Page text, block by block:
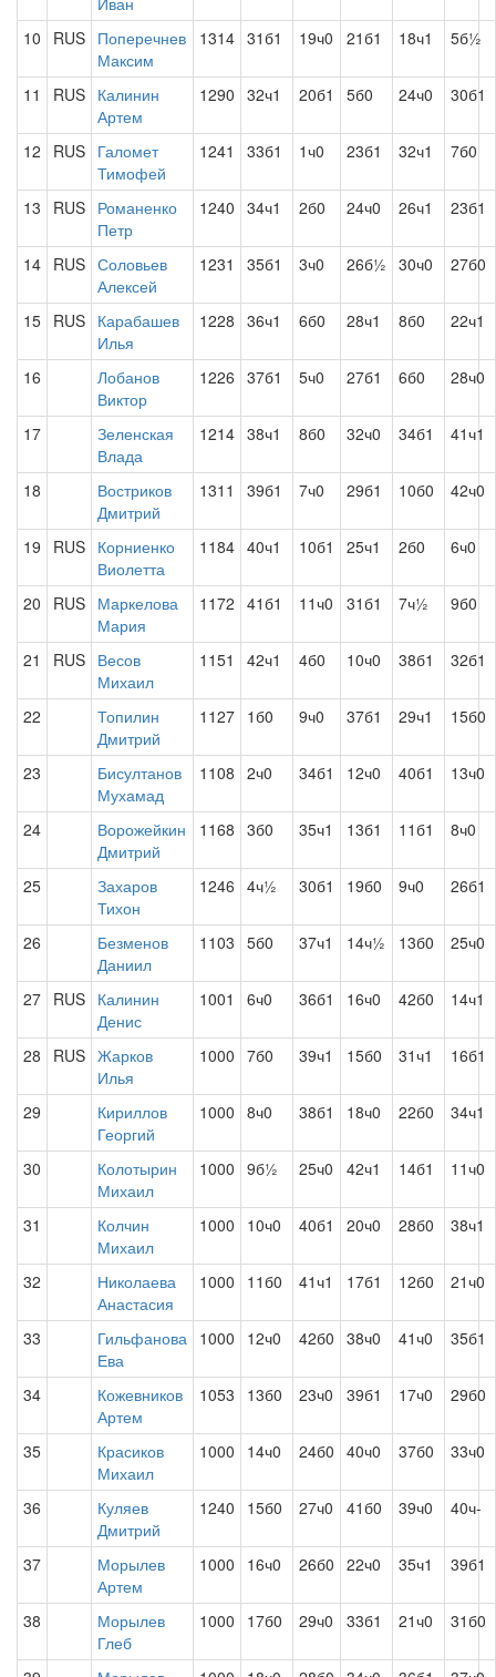
10 RUS Поперечнев
Максим
1314 31б1 19ч0 21б1 18ч1 5б½
11 RUS Калинин
Артем
1290 32ч1 20б1 5б0 24ч0 30б1
12 RUS Галомет
Тимофей
1241 33б1 1ч0 23б1 32ч1 7б0
13 RUS Романенко
Петр
1240 34ч1 2б0 24ч0 26ч1 23б1
14 RUS Соловьев
Алексей
1231 35б1 3ч0 26б½ 30ч0 27б0
15 RUS Карабашев
Илья
1228 36ч1 6б0 28ч1 8б0 22ч1
16
Лобанов
Виктор
1226 37б1 5ч0 27б1 6б0 28ч0
17
Зеленская
Влада
1214 38ч1 8б0 32ч0 34б1 41ч1
18
Востриков
Дмитрий
1311 39б1 7ч0 29б1 10б0 42ч0
19 RUS Корниенко
Виолетта
1184 40ч1 10б1 25ч1 2б0 6ч0
20 RUS Маркелова
Мария
1172 41б1 11ч0 31б1 7ч½ 9б0
21 RUS Весов
Михаил
1151 42ч1 4б0 10ч0 38б1 32б1
22
Топилин
Дмитрий
1127 1б0 9ч0 37б1 29ч1 15б0
23
Бисултанов
Мухамад
1108 2ч0 34б1 12ч0 40б1 13ч0
24
Ворожейкин
Дмитрий
1168 3б0 35ч1 13б1 11б1 8ч0
25
Захаров
Тихон
1246 4ч½ 30б1 19б0 9ч0 26б1
26
Безменов
Даниил
1103 5б0 37ч1 14ч½ 13б0 25ч0
27 RUS Калинин
Денис
1001 6ч0 36б1 16ч0 42б0 14ч1
28 RUS Жарков
Илья
1000 7б0 39ч1 15б0 31ч1 16б1
29
Кириллов
Георгий
1000 8ч0 38б1 18ч0 22б0 34ч1
30
Колотырин
Михаил
1000 9б½ 25ч0 42ч1 14б1 11ч0
31
Колчин
Михаил
1000 10ч0 40б1 20ч0 28б0 38ч1
32
Николаева
Анастасия
1000 11б0 41ч1 17б1 12б0 21ч0
33
Гильфанова
Ева
1000 12ч0 42б0 38ч0 41ч0 35б1
34
Кожевников
Артем
1053 13б0 23ч0 39б1 17ч0 29б0
35
Красиков
Михаил
1000 14ч0 24б0 40ч0 37б0 33ч0
36
Куляев
Дмитрий
1240 15б0 27ч0 41б0 39ч0 40ч-
37
Морылев
Артем
1000 16ч0 26б0 22ч0 35ч1 39б1
38
Морылев
Глеб
1000 17б0 29ч0 33б1 21ч0 31б0